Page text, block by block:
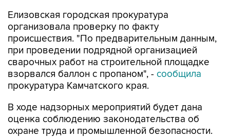
Елизовская городская прокуратура
организовала проверку по факту
происшествия. "По предварительным данным,
при проведении подрядной организацией
сварочных работ на строительной площадке
взорвался баллон с пропаном", - сообщила
прокуратура Камчатского края.
В ходе надзорных мероприятий будет дана
оценка соблюдению законодательства об
охране труда и промышленной безопасности.